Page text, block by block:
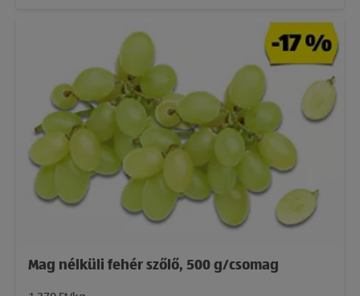
Mag nélküli fehér szőlő, 500 g/csomag